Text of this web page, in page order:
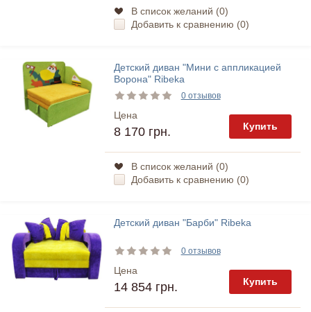
В список желаний (0)
Добавить к сравнению (0)
Детский диван "Мини с аппликацией
Ворона" Ribeka
0 отзывов
Цена
8 170 грн. Купить
В список желаний (0)
Добавить к сравнению (0)
Детский диван "Барби" Ribeka
0 отзывов
Цена
14 854 грн. Купить